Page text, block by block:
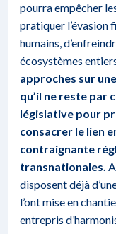
pourra empêcher
pratiquer l’évasion
humains,
écosystèmes
approches sur
qu’il ne reste par
législative pour
consacrer le lien
contraignante
transnationales.
disposent déjà
l’ont mise en
entrepris